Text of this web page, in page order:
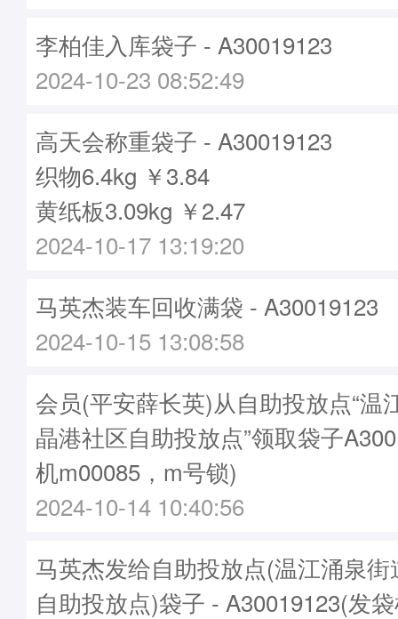
李柏佳入库袋子 - A30019123
2024-10-23 08:52:49
高天会称重袋子 - A30019123
织物6.4kg ￥3.84
黄纸板3.09kg ￥2.47
2024-10-17 13:19:20
马英杰装车回收满袋 - A30019123
2024-10-15 13:08:58
会员(平安薛长英)从自助投放点“温
晶港社区自助投放点”领取袋子
机m00085，m号锁)
2024-10-14 10:40:56
马英杰发给自助投放点(温江涌泉
自助投放点)袋子 - A30019123(发